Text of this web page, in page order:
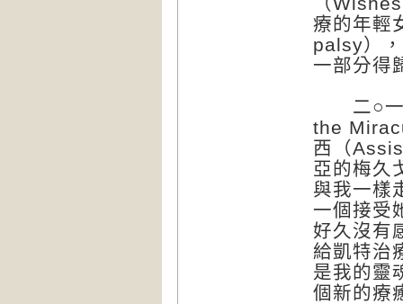
療的年輕
palsy）
一部分得
二○一
the
西（
亞的梅久
與我一樣
一個接受
好久沒有
給凱特治
是我的靈
個新的療